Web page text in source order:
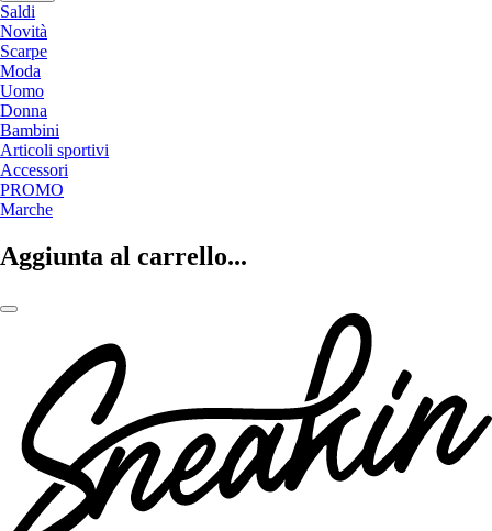
Saldi
Novità
Scarpe
Moda
Uomo
Donna
Bambini
Articoli sportivi
Accessori
PROMO
Marche
Aggiunta al carrello...